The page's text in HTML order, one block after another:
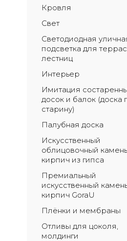
Кровля
Свет
Светодиодная
подсветка для
лестниц
Интерьер
Имитация
досок и балок (доска
старину)
Палубная доска
Искусственный
облицовочный
кирпич из гипса
Премиальный
искусственный
кирпич GoraU
Плёнки и мембраны
Отливы для цоколя,
молдинги